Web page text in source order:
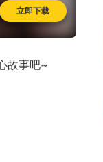
立即下载
故事吧~
死人不偿命